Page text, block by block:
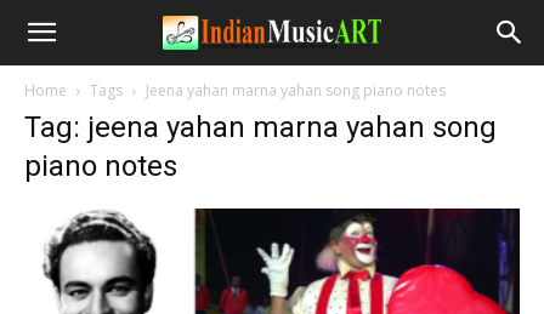
Home Tags Jeena yahan marna yahan song piano notes
Tag: jeena yahan marna yahan song
piano notes